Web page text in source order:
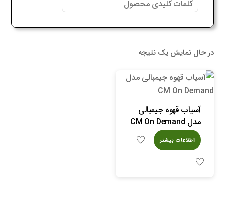
در حال نمایش یک نتیجه
آسیاب قهوه جیمبالی
مدل CM On Demand
اطلاعات بیشتر